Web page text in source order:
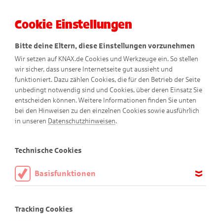
Pomm-Friedels Frühbeet
Mach es wie Pomm-Friedel!
Weißt du, welches Gemüse und Obst am besten schmeckt?
Cookie Einstellungen
Bitte deine Eltern, diese Einstellungen vorzunehmen
Wir setzen auf KNAX.de Cookies und Werkzeuge ein. So stellen
wir sicher, dass unsere Internetseite gut aussieht und
funktioniert. Dazu zählen Cookies, die für den Betrieb der Seite
unbedingt notwendig sind und Cookies, über deren Einsatz Sie
entscheiden können. Weitere Informationen finden Sie unten
bei den Hinweisen zu den einzelnen Cookies sowie ausführlich
in unseren Datenschutzhinweisen.
Technische Cookies
Basisfunktionen
aktiviert sein.
Tracking Cookies